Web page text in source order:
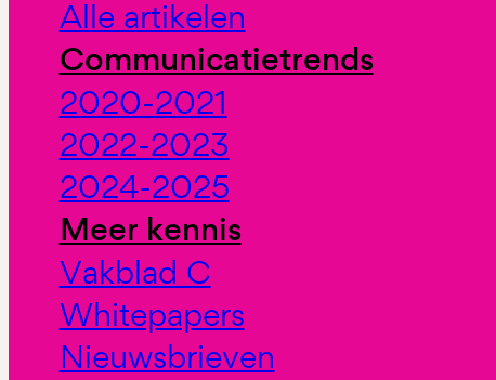
Alle artikelen
Communicatietrends
2020-2021
2022-2023
2024-2025
Meer kennis
Vakblad C
Whitepapers
Nieuwsbrieven